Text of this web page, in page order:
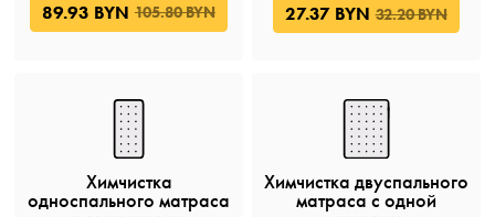
89.93 BYN 105.80 BYN 27.37 BYN 32.20 BYN
Химчистка
односпального матраса
Химчистка двуспального
матраса с одной